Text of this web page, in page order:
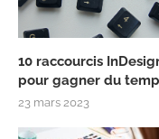
10 raccourcis
pour gagner du
23 mars 2023